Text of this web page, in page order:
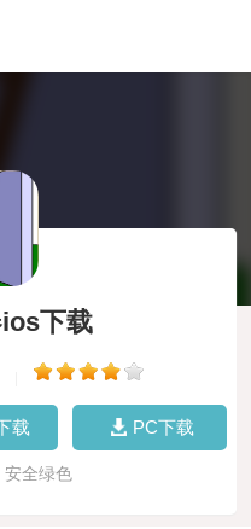
下载
载 PC下载
安全绿色